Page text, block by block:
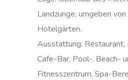
Landzunge, umgeben
Hotelgärten.
Ausstattung: Restaurant,
Cafe-Bar, Pool-, Beach-
Fitnesszentrum, Spa-